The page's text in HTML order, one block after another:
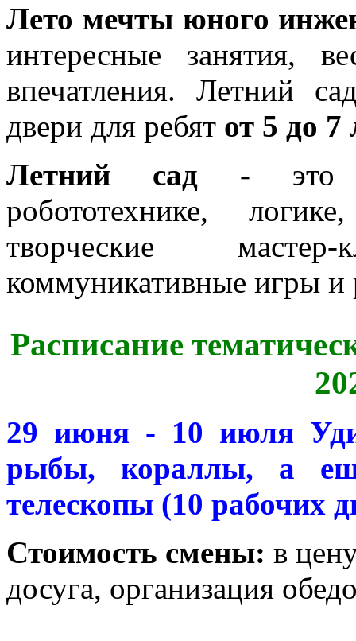
Лето мечты юного
интересные занятия,
впечатления. Летний
двери для ребят от 5 до 7
Летний сад -
робототехнике,
творческие
коммуникативные игры и
Расписание
29 июня - 10 июля
рыбы, кораллы, а
телескопы (10 рабочих
Стоимость смены: в
досуга, организация